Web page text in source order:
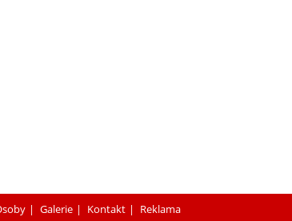
Galerie Kontakt Reklama